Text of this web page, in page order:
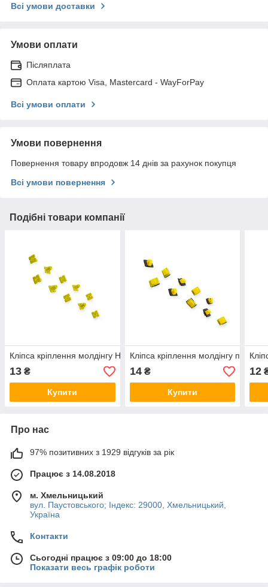
Всі умови доставки
Умови оплати
Післяплата
Оплата картою Visa, Mastercard - WayForPay
Всі умови оплати
Умови повернення
Повернення товару впродовж 14 днів за рахунок покупця
Всі умови повернення
Подібні товари компанії
Кліпса кріплення молдінгу HYUNDAI, KIA (Starklips) (кр.-10)
13 ₴
Купити
Кліпса кріплення молдінгу
14₴
Купити
12
Про нас
97% позитивних з 1929 відгуків за рік
Працює з 14.08.2018
м. Хмельницький
вул. Паустовського; Індекс: 29000, Хмельницький,
Україна
Контакти
Сьогодні працює з 09:00 до 18:00
Показати весь графік роботи